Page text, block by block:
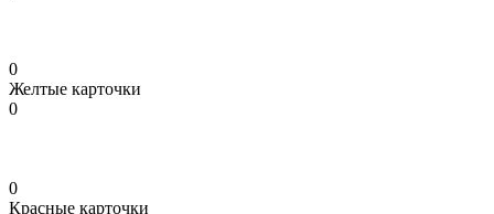
0
Желтые карточки
0
0
Красные карточки